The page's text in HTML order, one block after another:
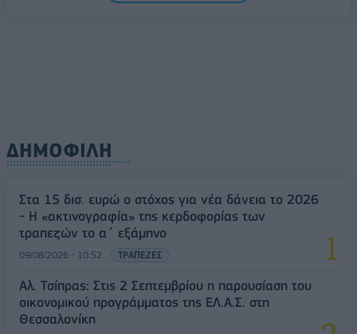
ΔΗΜΟΦΙΛΗ
Στα 15 δισ. ευρώ ο στόχος για νέα δάνεια το 2026
- Η «ακτινογραφία» της κερδοφορίας των
τραπεζών το α΄ εξάμηνο
09/08/2026 - 10:52 ΤΡΑΠΕΖΕΣ
Αλ. Τσίπρας: Στις 2 Σεπτεμβρίου η παρουσίαση του
οικονομικού προγράμματος της ΕΛ.Α.Σ. στη
Θεσσαλονίκη